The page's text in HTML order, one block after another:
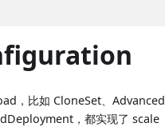
，比如 CloneSet、Advanced
，都实现了 scale